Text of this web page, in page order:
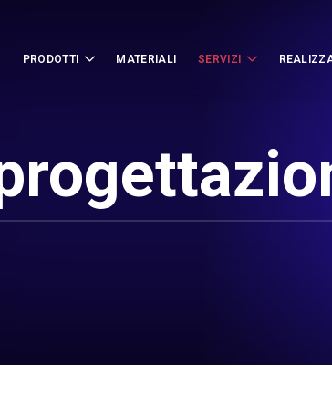
PRODOTTI MATERIALI SERVIZI